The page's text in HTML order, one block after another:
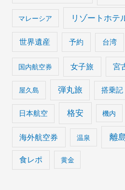
マレーシア リゾートホテ
世界遺産 予約 台湾
国内航空券 女子旅 宮
屋久島 弾丸旅 搭乗記
日本航空 格安 機内
海外航空券 温泉 離
食レポ 黄金